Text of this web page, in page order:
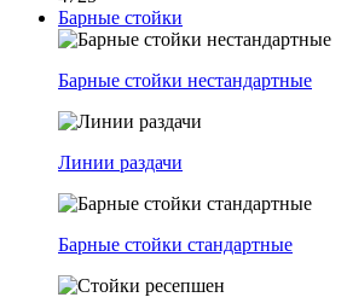
Барные стойки
Барные стойки нестандартные
Линии раздачи
Барные стойки стандартные